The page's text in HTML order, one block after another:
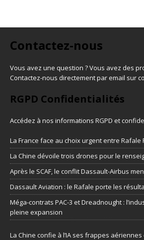
Contactez-nous
Vous avez une question ? Vous avez des
Contactez-nous directement par email sur
RGPD Confidentialités
Accédez à nos informations RGPD et
La France face au choix urgent entre Rafale
La Chine dévoile trois drones pour le
Après le SCAF, le conflit Dassault-Airbus
Dassault Aviation : le Rafale porte les
Méga-contrats PAC-3 et Dreadnought :
pleine expansion
La Chine confie à l’IA ses frappes